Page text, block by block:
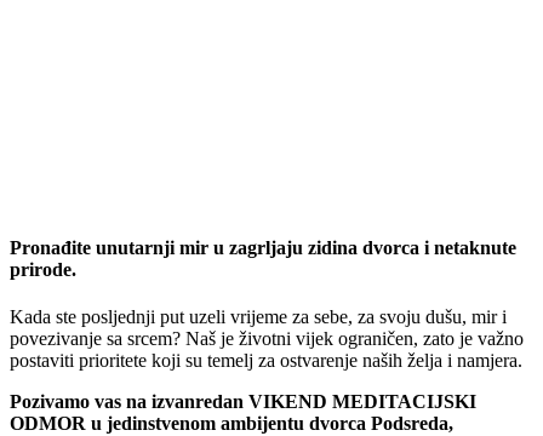
Pronađite unutarnji mir u zagrljaju zidina dvorca i netaknute
prirode.
Kada ste posljednji put uzeli vrijeme za sebe, za svoju dušu, mir i
povezivanje sa srcem? Naš je životni vijek ograničen, zato je važno
postaviti prioritete koji su temelj za ostvarenje naših želja i namjera.
Pozivamo vas na izvanredan VIKEND MEDITACIJSKI
ODMOR u jedinstvenom ambijentu dvorca Podsreda,